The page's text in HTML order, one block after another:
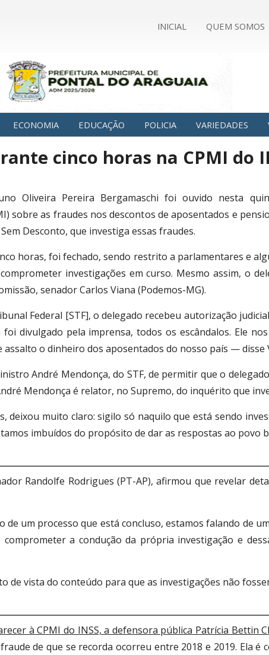
INICIAL QUEM SOMOS
ECONOMIA EDUCAÇÃO POLICIA VARIEDADES
cinco horas na CPMI do
Oliveira Pereira Bergamaschi foi ouvido nesta
sobre as fraudes nos descontos de aposentados e
Desconto, que investiga essas fraudes.
horas, foi fechado, sendo restrito a parlamentares e
investigações em curso. Mesmo assim, o
senador Carlos Viana (Podemos-MG).
Federal [STF], o delegado recebeu autorização
divulgado pela imprensa, todos os escândalos. Ele
o dinheiro dos aposentados do nosso país — disse
André Mendonça, do STF, de permitir que o
Mendonça é relator, no Supremo, do inquérito que
muito claro: sigilo só naquilo que está sendo
imbuídos do propósito de dar as respostas ao povo
Randolfe Rodrigues (PT-AP), afirmou que revelar
um processo que está concluso, estamos falando de
a condução da própria investigação e
de vista do conteúdo para que as investigações não
à CPMI do INSS, a defensora pública Patrícia Bettin
de que se recorda ocorreu entre 2018 e 2019. Ela é